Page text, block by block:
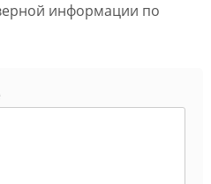
информации по